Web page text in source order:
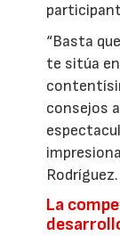
“Basta
te sitúa
consejos a
Rodríguez.
La